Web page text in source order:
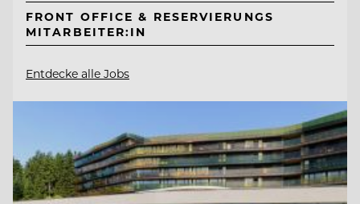
FRONT OFFICE & RESERVIERUNGS
MITARBEITER:IN
Entdecke alle Jobs